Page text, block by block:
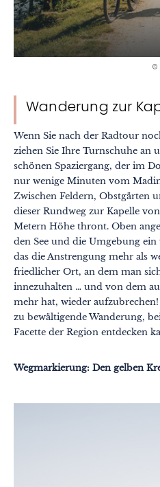
©
Wanderung zur
Wenn Sie nach der Radtour
ziehen Sie Ihre Turnschuhe an
schönen Spaziergang, der im
nur wenige Minuten vom
Zwischen Feldern, Obstgärten
dieser Rundweg zur Kapelle
Metern Höhe thront. Oben
den See und die Umgebung ein
das die Anstrengung mehr als
friedlicher Ort, an dem man
innezuhalten … und von dem
mehr hat, wieder
zu bewältigende Wanderung,
Facette der Region entdecken
Wegmarkierung: Den gelben